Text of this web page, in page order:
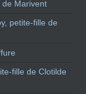
de Marivent
petite-fille de
fille de Clotilde